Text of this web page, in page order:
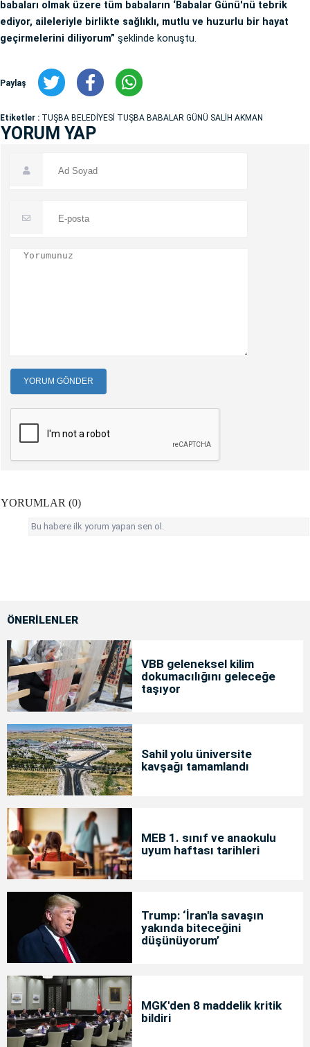
babaları olmak üzere tüm babaların ‘Babalar Günü'nü tebrik
ediyor, aileleriyle birlikte sağlıklı, mutlu ve huzurlu bir hayat
geçirmelerini diliyorum” şeklinde konuştu.
Paylaş
Etiketler : TUŞBA BELEDİYESİ TUŞBA BABALAR GÜNÜ SALİH AKMAN
YORUM YAP
YORUM GÖNDER
YORUMLAR (0)
Bu habere ilk yorum yapan sen ol.
ÖNERİLENLER
VBB geleneksel kilim
dokumacılığını geleceğe
taşıyor
Sahil yolu üniversite
kavşağı tamamlandı
MEB 1. sınıf ve anaokulu
uyum haftası tarihleri
Trump: ‘İran'la savaşın
yakında biteceğini
düşünüyorum’
MGK'den 8 maddelik kritik
bildiri